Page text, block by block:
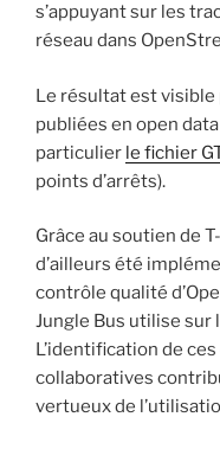
s’appuyant sur les
réseau dans
Le résultat est visible
publiées en open
particulier le fichier
points d’arrêts).
Grâce au soutien de
d’ailleurs été
contrôle qualité
Jungle Bus utilise sur
L’identification de
collaboratives
vertueux de